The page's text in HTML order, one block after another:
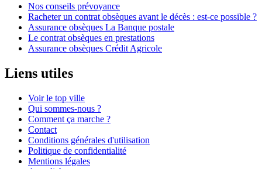
Nos conseils prévoyance
Racheter un contrat obsèques avant le décès : est-ce possible ?
Assurance obsèques La Banque postale
Le contrat obsèques en prestations
Assurance obsèques Crédit Agricole
Liens utiles
Voir le top ville
Qui sommes-nous ?
Comment ça marche ?
Contact
Conditions générales d'utilisation
Politique de confidentialité
Mentions légales